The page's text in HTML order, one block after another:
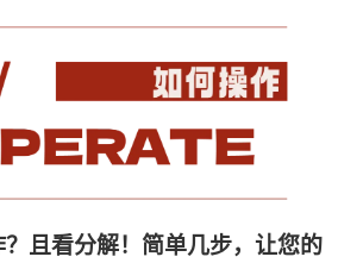
且看分解！简单几步，让您的